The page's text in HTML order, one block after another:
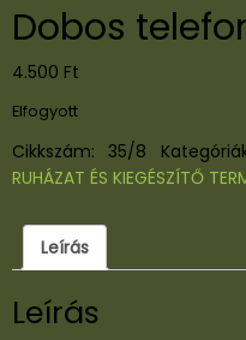
Dobos
4.500 Ft
Elfogyott
Cikkszám:35/8
RUHÁZAT ÉS KIEGÉSZÍTŐ
Leírás
Leírás